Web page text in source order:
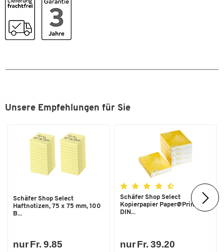
Masse: jeweils Ø 90 mm
Garantie: jeweils 3 Jahre
Farben
Farbe
Masse
Unsere Empfehlungen für Sie
Schäfer Shop Select
Haftnotizen, 75 x 75 mm, 100
B...
nur Fr. 9.85
Schäfer Shop Select
Kopierpapier Paper@Print,
DIN...
nur Fr. 39.20